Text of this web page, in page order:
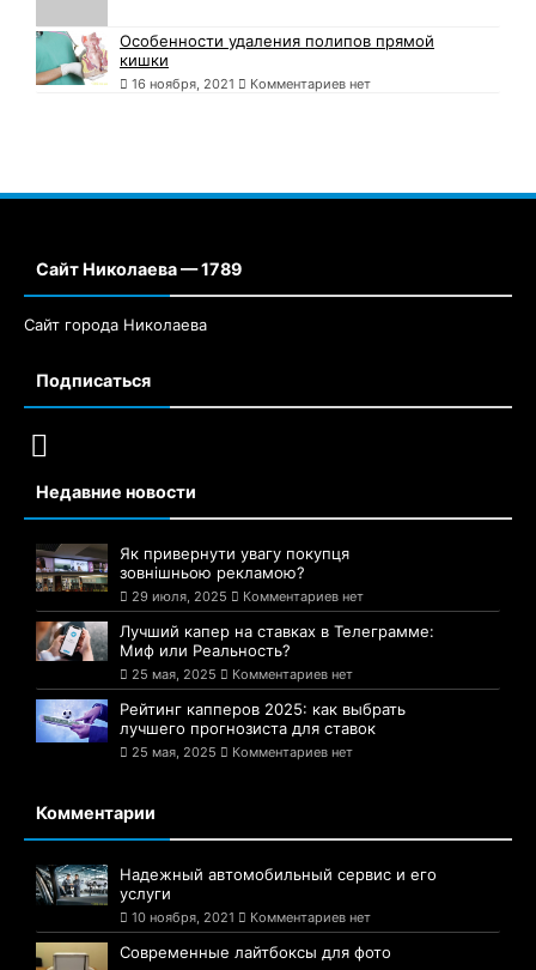
Особенности удаления полипов прямой
кишки
16 ноября, 2021 Комментариев нет
Сайт Николаева — 1789
Сайт города Николаева
Подписаться
Недавние новости
Як привернути увагу покупця
зовнішньою рекламою?
29 июля, 2025 Комментариев нет
Лучший капер на ставках в Телеграмме:
Миф или Реальность?
25 мая, 2025 Комментариев нет
Рейтинг капперов 2025: как выбрать
лучшего прогнозиста для ставок
25 мая, 2025 Комментариев нет
Комментарии
Надежный автомобильный сервис и его
услуги
10 ноября, 2021 Комментариев нет
Современные лайтбоксы для фото